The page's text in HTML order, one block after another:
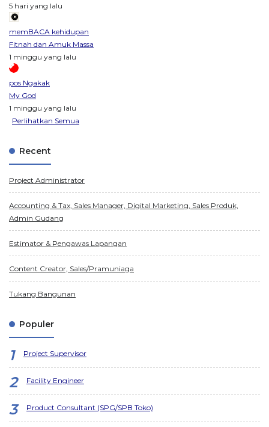
5 hari yang lalu
memBACA kehidupan
Fitnah dan Amuk Massa
1 minggu yang lalu
pos Ngakak
My God
1 minggu yang lalu
Perlihatkan Semua
Recent
Project Administrator
Accounting & Tax, Sales Manager, Digital Marketing, Sales Produk,
Admin Gudang
Estimator & Pengawas Lapangan
Content Creator, Sales/Pramuniaga
Tukang Bangunan
Populer
Project Supervisor
Facility Engineer
Product Consultant (SPG/SPB Toko)